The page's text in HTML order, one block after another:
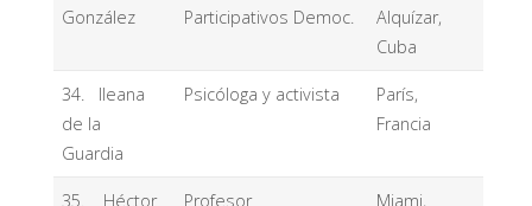
González
Participativos Democ.
Alquízar,
Cuba
34. Ileana
de la
Guardia
Psicóloga y activista
París,
Francia
35. Héctor Profesor Miami,